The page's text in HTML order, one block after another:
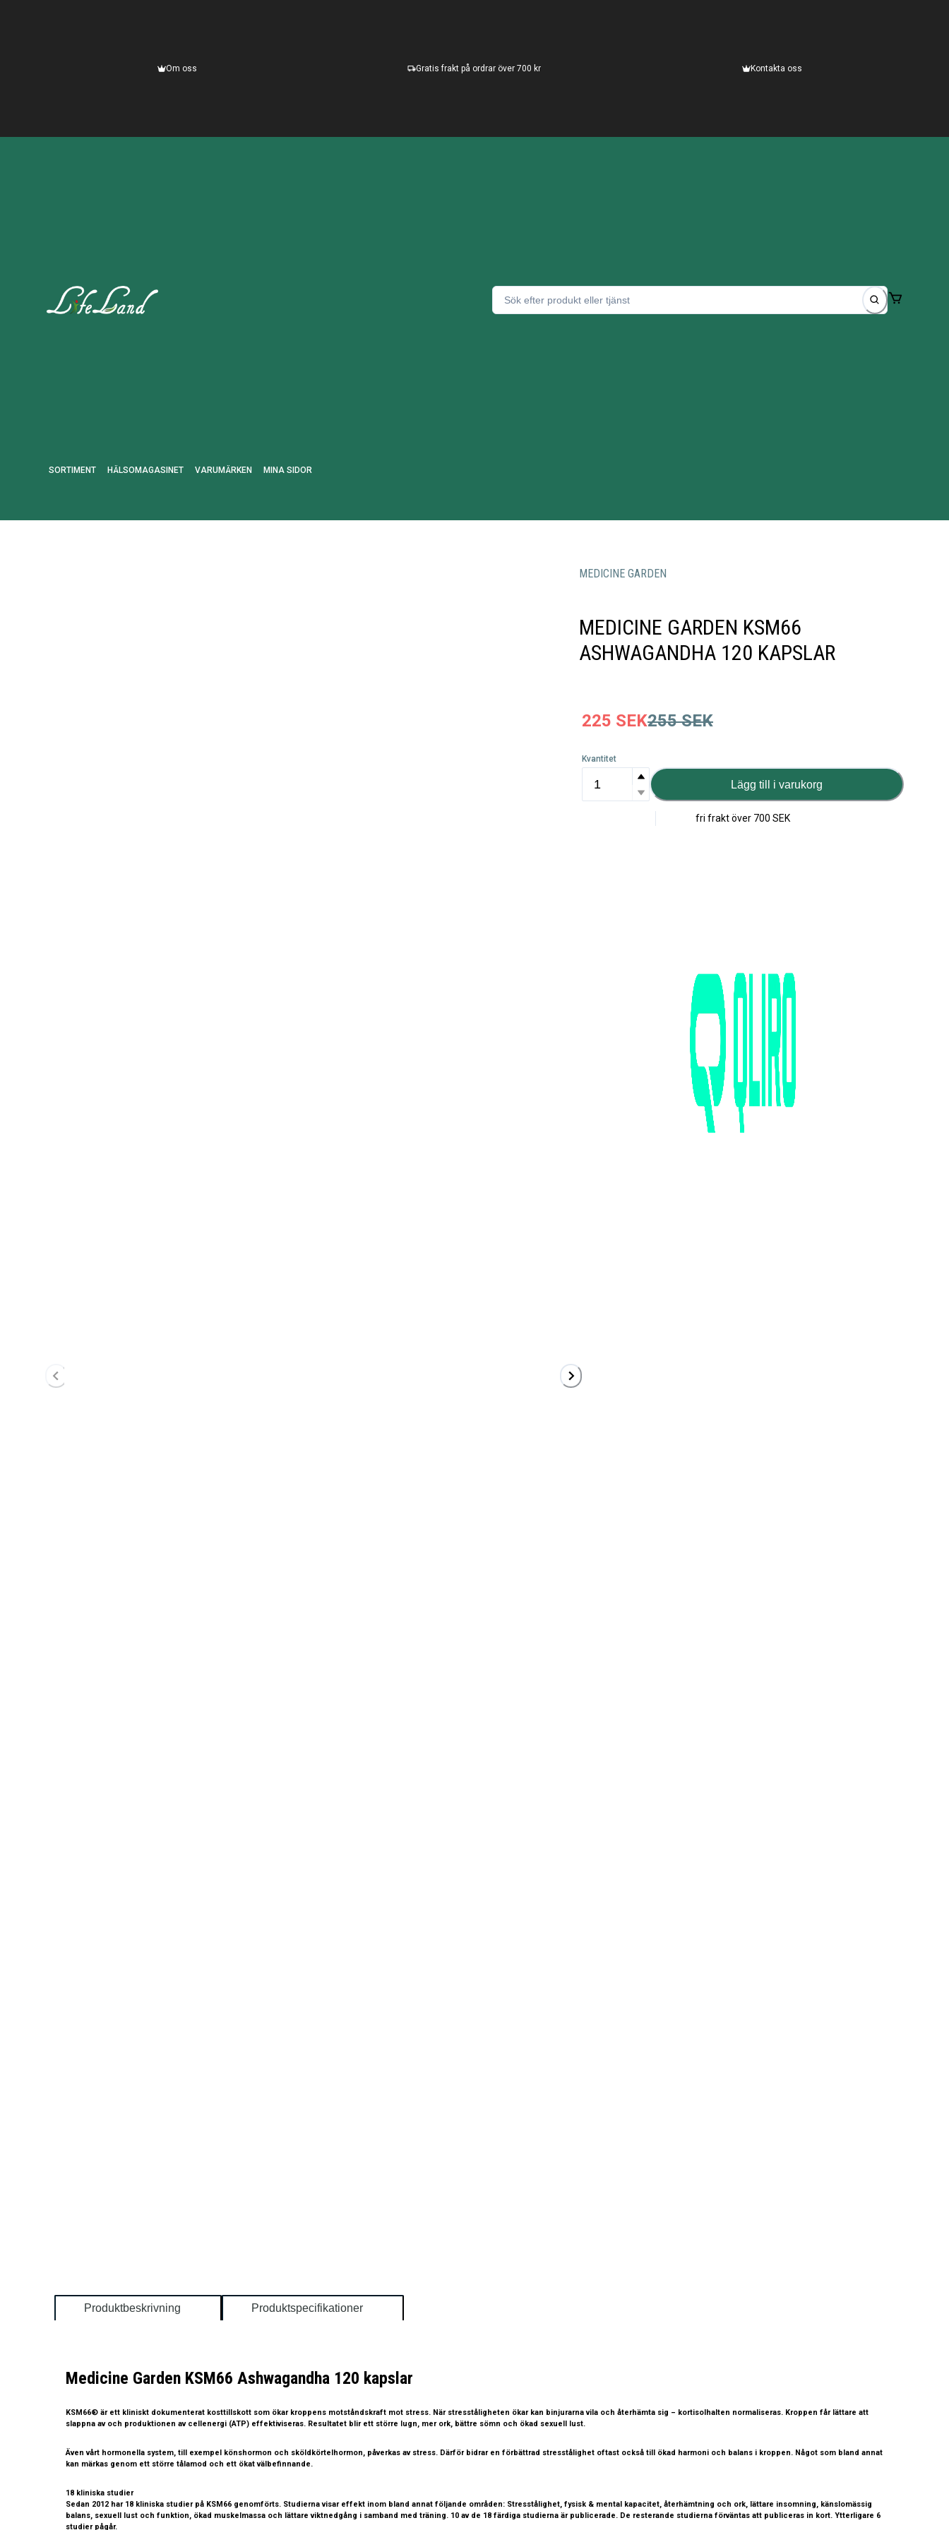
Om oss Gratis frakt på ordrar över 700 kr Kontakta oss
SORTIMENT HÄLSOMAGASINET VARUMÄRKEN MINA SIDOR
MEDICINE GARDEN
MEDICINE GARDEN KSM66
ASHWAGANDHA 120 KAPSLAR
225 SEK255 SEK
Kvantitet
Lägg till i varukorg
fri frakt över 700 SEK
Produktbeskrivning Produktspecifikationer
Medicine Garden KSM66 Ashwagandha 120 kapslar
KSM66® är ett kliniskt dokumenterat kosttillskott som ökar kroppens motståndskraft mot stress. När stresståligheten ökar kan binjurarna vila och återhämta sig – kortisolhalten normaliseras. Kroppen får lättare att
slappna av och produktionen av cellenergi (ATP) effektiviseras. Resultatet blir ett större lugn, mer ork, bättre sömn och ökad sexuell lust.
Även vårt hormonella system, till exempel könshormon och sköldkörtelhormon, påverkas av stress. Därför bidrar en förbättrad stresstålighet oftast också till ökad harmoni och balans i kroppen. Något som bland annat
kan märkas genom ett större tålamod och ett ökat välbefinnande.
18 kliniska studier
Sedan 2012 har 18 kliniska studier på KSM66 genomförts. Studierna visar effekt inom bland annat följande områden: Stresstålighet, fysisk & mental kapacitet, återhämtning och ork, lättare insomning, känslomässig
balans, sexuell lust och funktion, ökad muskelmassa och lättare viktnedgång i samband med träning. 10 av de 18 färdiga studierna är publicerade. De resterande studierna förväntas att publiceras in kort. Ytterligare 6
studier pågår.